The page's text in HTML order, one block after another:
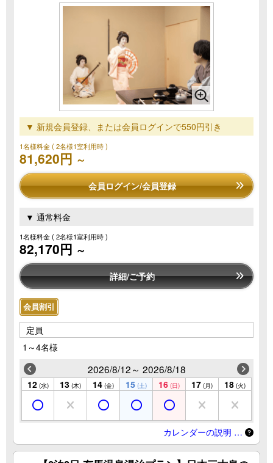
▼ 新規会員登録、または会員ログインで550円引き
1名様料金( 2名様1室利用時 )
81,620円 ～
会員ログイン/会員登録
▼ 通常料金
1名様料金( 2名様1室利用時 )
82,170円 ～
詳細/ご予約
会員割引
定員
1～4名様
2026/8/12～ 2026/8/18
12 (水) 13 (木) 14 (金) 15 (土) 16 (日) 17 (月) 18 (火)
カレンダーの説明 …